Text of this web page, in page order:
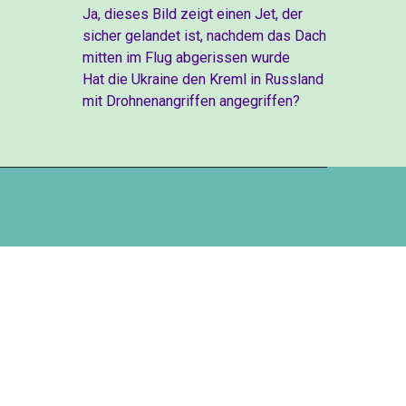
Ja, dieses Bild zeigt einen Jet, der
sicher gelandet ist, nachdem das Dach
mitten im Flug abgerissen wurde
Hat die Ukraine den Kreml in Russland
mit Drohnenangriffen angegriffen?